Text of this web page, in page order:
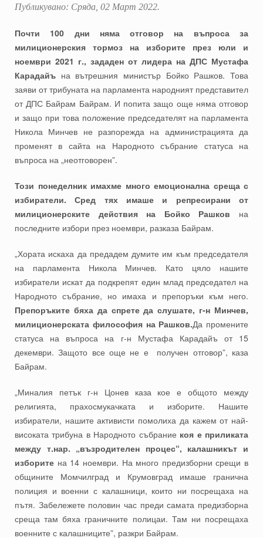
Публикувано: Сряда, 02 Март 2022.
Почти 100 дни няма отговор на въпроса за
милиционерския тормоз на изборите през юли и
ноември 2021 г., зададен от лидера на ДПС Мустафа
Карадайъ на вътрешния министър Бойко Рашков. Това
заяви от трибуната на парламента народният представител
от ДПС Байрам Байрам. И попита защо още няма отговор
и защо при това положение председателят на парламента
Никола Минчев не разпорежда на администрацията да
променят в сайта на Народното събрание статуса на
въпроса на „неотговорен”.
Този понеделник имахме много емоционална среща с
избиратели. Сред тях имаше и репресирани от
милиционерските действия на Бойко Рашков на
последните избори през ноември, разказа Байрам.
„Хората искаха да предадем думите им към председателя
на парламента Никола Минчев. Като цяло нашите
избиратели искат да подкрепят един млад председател на
Народното събрание, но имаха и препоръки към него.
Препоръките бяха да спрете да слушате, г-н Минчев,
милиционерската философия на Рашков.Да промените
статуса на въпроса на г-н Мустафа Карадайъ от 15
декември. Защото все още не е получен отговор”, каза
Байрам.
„Миналия петък г-н Цонев каза кое е общото между
религията, прахосмукачката и изборите. Нашите
избиратели, нашите активисти помолиха да кажем от най-
високата трибуна в Народното събрание коя е приликата
между т.нар. „възродителен процес“, калашникът и
изборите на 14 ноември. На много предизборни срещи в
общините Момчилград и Крумовград имаше гранична
полиция и военни с калашници, които ни посрещаха на
пътя. Забележете половин час преди самата предизборна
среща там бяха граничните полицаи. Там ни посрещаха
военните с калашниците”, разкри Байрам.